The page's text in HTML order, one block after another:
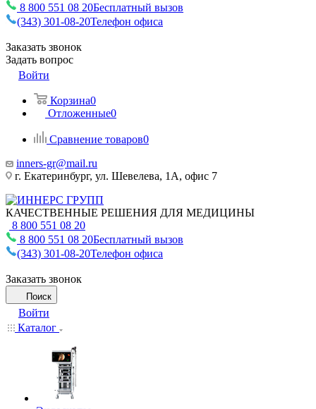
8 800 551 08 20Бесплатный вызов
(343) 301-08-20Телефон офиса
Заказать звонок
Задать вопрос
Войти
Корзина0
Отложенные0
Сравнение товаров0
inners-gr@mail.ru
г. Екатеринбург, ул. Шевелева, 1А, офис 7
КАЧЕСТВЕННЫЕ РЕШЕНИЯ ДЛЯ МЕДИЦИНЫ
8 800 551 08 20
8 800 551 08 20Бесплатный вызов
(343) 301-08-20Телефон офиса
Заказать звонок
Поиск
Войти
Каталог